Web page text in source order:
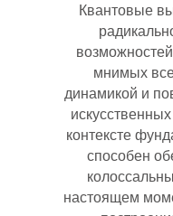
Квантовые
мнимых
динамикой и
контексте
способен
настоящем